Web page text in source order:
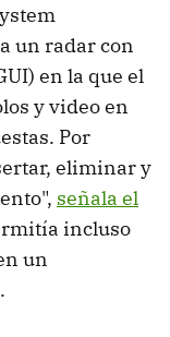
un radar con
en la que el
y video en
Por
eliminar y
señala el
incluso
un